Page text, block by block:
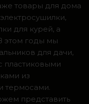
товары для дома
для курей, а
этом годы мы
для дачи,
пластиковыми
из
термосами.
представить